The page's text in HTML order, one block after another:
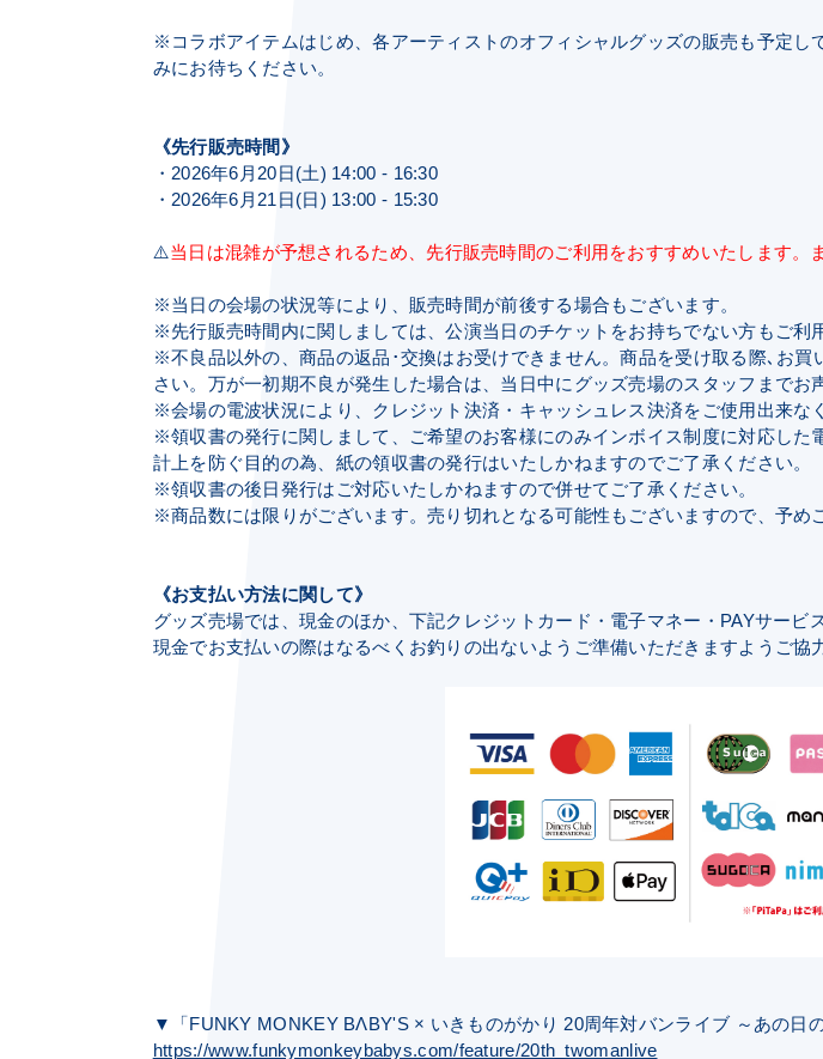
※コラボアイテムはじめ、各アーティストのオフィシャルグッズの販売も予定
みにお待ちください。
《先行販売時間》
・2026年6月20日(土) 14:00 - 16:30
・2026年6月21日(日) 13:00 - 15:30
⚠️当日は混雑が予想されるため、先行販売時間のご利用をおすすめいたします。
※当日の会場の状況等により、販売時間が前後する場合もございます。
※先行販売時間内に関しましては、公演当日のチケットをお持ちでない方もご利
※不良品以外の、商品の返品･交換はお受けできません。商品を受け取る際､お
さい。万が一初期不良が発生した場合は、当日中にグッズ売場のスタッフまでお
※会場の電波状況により、クレジット決済・キャッシュレス決済をご使用出来な
※領収書の発行に関しまして、ご希望のお客様にのみインボイス制度に対応し
計上を防ぐ目的の為、紙の領収書の発行はいたしかねますのでご了承ください。
※領収書の後日発行はご対応いたしかねますので併せてご了承ください。
※商品数には限りがございます。売り切れとなる可能性もございますので、予め
《お支払い方法に関して》
グッズ売場では、現金のほか、下記クレジットカード・電子マネー・PAYサービ
現金でお支払いの際はなるべくお釣りの出ないようご準備いただきますようご協
▼「FUNKY MONKEY BΛBY'S × いきものがかり 20周年対バンライブ ～あの日
https://www.funkymonkeybabys.com/feature/20th_twomanlive